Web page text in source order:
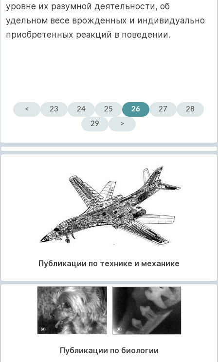
уровне их разумной деятельности, об
удельном весе врожденных и индивидуально
приобретенных реакций в поведении.
< 23 24 25 26 27
28
29
>
Публикации по технике и механике
Публикации по биологии